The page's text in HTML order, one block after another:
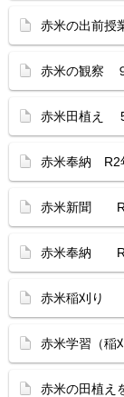
赤米の出前授
赤米の観察
赤米田植え
赤米奉納 R2
赤米新聞
赤米奉納
赤米稲刈り
赤米学習（
赤米の田植